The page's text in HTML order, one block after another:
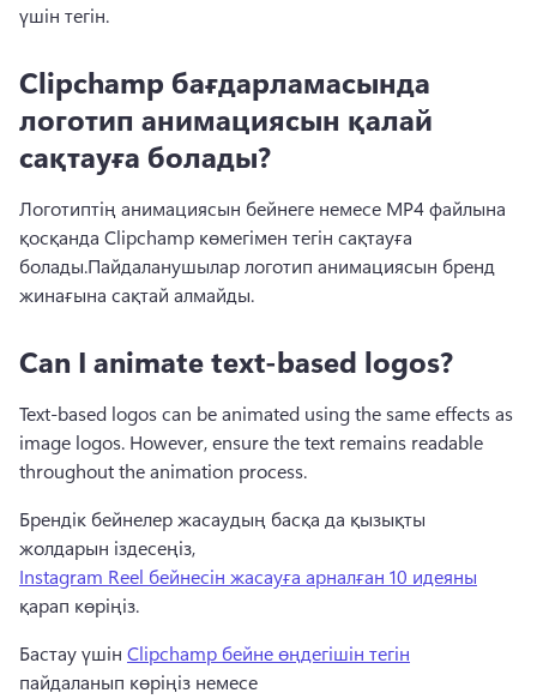
үшін тегін.
Clipchamp бағдарламасында
логотип анимациясын қалай
сақтауға болады?
Логотиптің анимациясын бейнеге немесе MP4 файлына
қосқанда Clipchamp көмегімен тегін сақтауға
болады.Пайдаланушылар логотип анимациясын бренд
жинағына сақтай алмайды.
Can I animate text-based logos?
Text-based logos can be animated using the same effects as
image logos. However, ensure the text remains readable
throughout the animation process.
Брендік бейнелер жасаудың басқа да қызықты
жолдарын іздесеңіз,
Instagram Reel бейнесін жасауға арналған 10 идеяны
қарап көріңіз.
Бастау үшін Clipchamp бейне өңдегішін тегін
пайдаланып көріңіз немесе